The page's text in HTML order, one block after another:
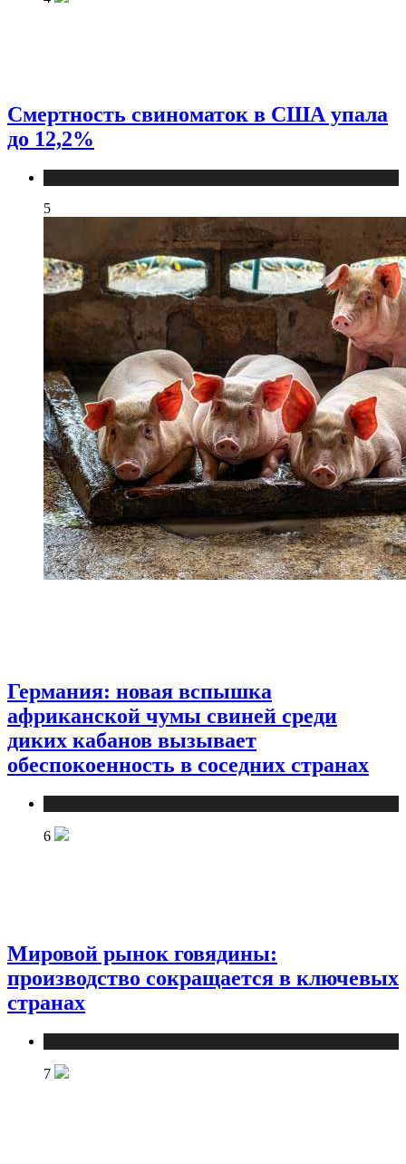
Смертность свиноматок в США упала
до 12,2%
5
Германия: новая вспышка
африканской чумы свиней среди
диких кабанов вызывает
обеспокоенность в соседних странах
6
Мировой рынок говядины:
производство сокращается в ключевых
странах
7